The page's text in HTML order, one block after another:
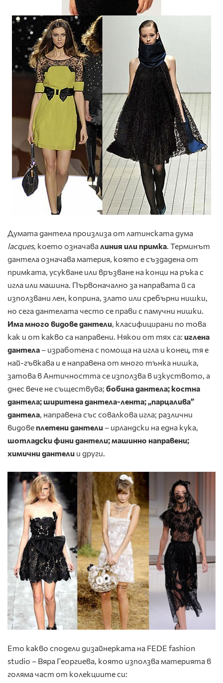
Думата дантела произлиза от латинската дума
lacques, което означава линия или примка . Терминът
дантела означава материя, която е създадена от
примката, усукване или връзване на конци на ръка с
игла или машина. Първоначално за направата й са
използвани лен, коприна, злато или сребърни нишки,
но сега дантелата често се прави с памучни нишки.
Има много видове дантели, класифицирани по това
как и от какво са направени. Някои от тях са: иглена
дантела – изработена с помоща на игла и конец, тя е
най-гъвкава и е направена от много тънка нишка,
затова в Античността се използва в изкуството, а
днес вече не съществува; бобина дантела; костна
дантела; ширитена дантела-лента; „парцалива”
дантела, направена със совалкова игла; различни
видове плетени дантели – ирландски на една кука,
шотладски фини дантели; машинно направени;
химични дантели и други.
Ето какво сподели дизайнерката на FEDE fashion
studio – Вяра Георгиева, която използва материята в
голяма част от колекциите си: